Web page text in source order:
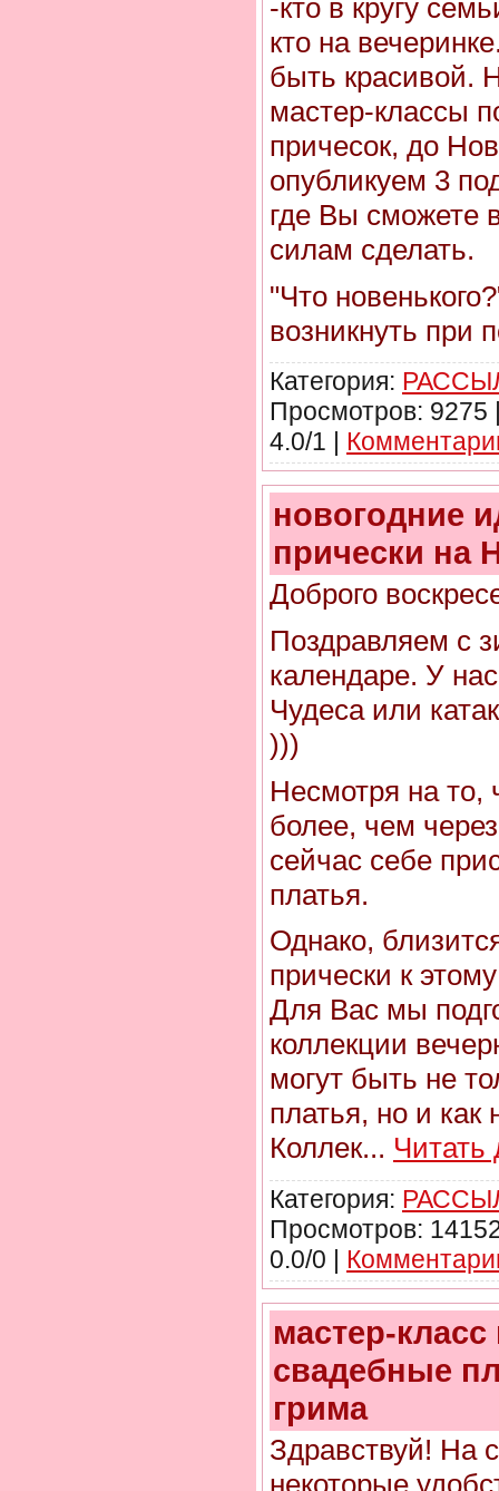
-кто в кругу
кто на
быть красивой.
мастер-классы
причесок, до
опубликуем 3
где Вы сможете
силам сделать.
"Что
возникнуть при
Категория:
Просмотров: 9275
4.0/1 |
новогодние
прически на
Доброго
Поздравляем с
календаре. У
Чудеса или
)))
Несмотря на то,
более, чем
сейчас себе
платья.
Однако,
прически к
Для Вас мы
коллекции
могут быть не
платья, но и как
Коллек...
Категория:
Просмотров:
0.0/0 |
мастер-
свадебные
грима
Здравствуй! На